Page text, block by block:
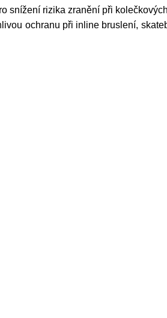
snížení rizika zranění při
ochranu při inline bruslení,